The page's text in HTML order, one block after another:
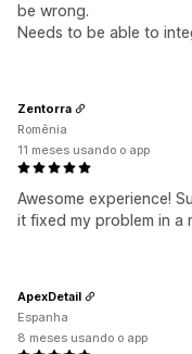
be wrong.
Needs to be able to
Awesome experience!
it fixed my problem in a
Zentorra
Romênia
11 meses usando o app
ApexDetail
Espanha
8 meses usando o app